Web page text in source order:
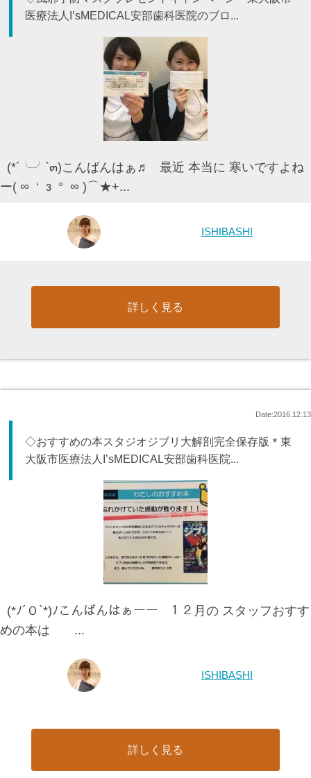
医療法人I’sMEDICAL安部歯科医院のブロ...
(*´╰╯`๓)こんばんはぁ♬ 最近 本当に 寒いですよね
ー( ∞ ‘ з ° ∞ )⌒★+...
ISHIBASHI
詳しく見る
Date:2016.12.13
◇おすすめの本スタジオジブリ大解剖完全保存版＊東
大阪市医療法人I’sMEDICAL安部歯科医院...
(*ﾉ´Ｏ`*)ﾉこんばんはぁーー １２月の スタッフおすす
めの本は ...
ISHIBASHI
詳しく見る